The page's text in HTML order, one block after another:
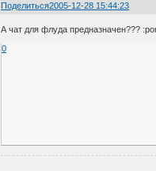
Поделиться2005-12-28 15:44:23
А чат для флуда предназначен???
0